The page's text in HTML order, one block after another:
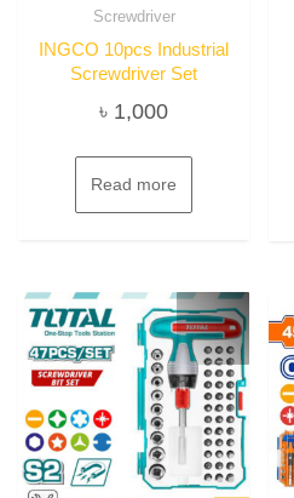
Screwdriver
INGCO 10pcs Industrial
Screwdriver Set
৳ 1,000
Read more